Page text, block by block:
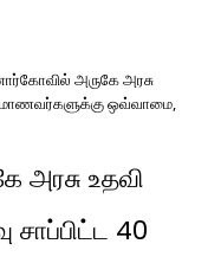
அருகே அரசு
மாணவர்களுக்கு ஒவ்வாமை,
அரசு உதவி
சாப்பிட்ட 40